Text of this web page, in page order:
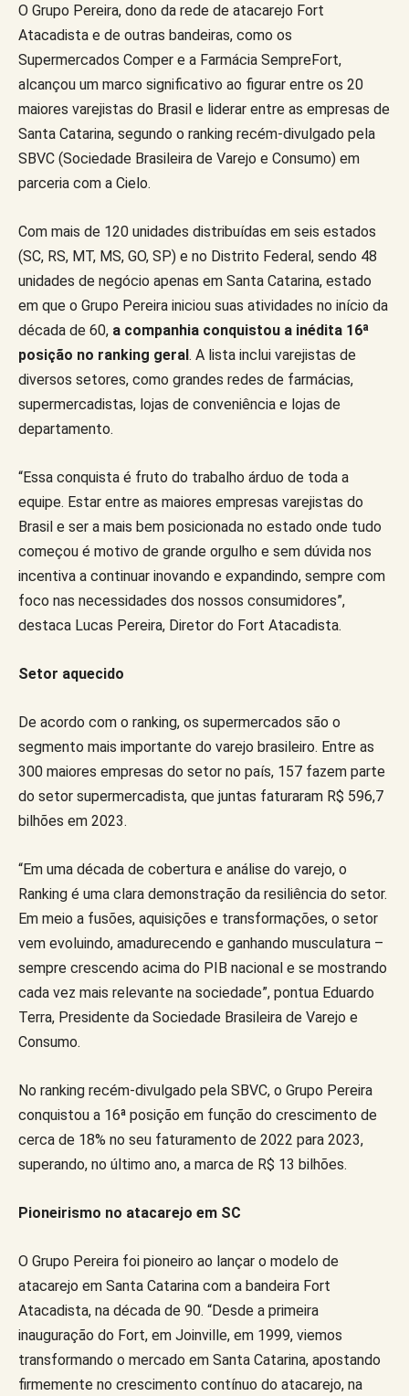
O Grupo Pereira, dono da rede de atacarejo Fort
Atacadista e de outras bandeiras, como os
Supermercados Comper e a Farmácia SempreFort,
alcançou um marco significativo ao figurar entre os 20
maiores varejistas do Brasil e liderar entre as empresas de
Santa Catarina, segundo o ranking recém-divulgado pela
SBVC (Sociedade Brasileira de Varejo e Consumo) em
parceria com a Cielo.
Com mais de 120 unidades distribuídas em seis estados
(SC, RS, MT, MS, GO, SP) e no Distrito Federal, sendo 48
unidades de negócio apenas em Santa Catarina, estado
em que o Grupo Pereira iniciou suas atividades no início da
década de 60, a companhia conquistou a inédita 16ª
posição no ranking geral. A lista inclui varejistas de
diversos setores, como grandes redes de farmácias,
supermercadistas, lojas de conveniência e lojas de
departamento.
“Essa conquista é fruto do trabalho árduo de toda a
equipe. Estar entre as maiores empresas varejistas do
Brasil e ser a mais bem posicionada no estado onde tudo
começou é motivo de grande orgulho e sem dúvida nos
incentiva a continuar inovando e expandindo, sempre com
foco nas necessidades dos nossos consumidores”,
destaca Lucas Pereira, Diretor do Fort Atacadista.
Setor aquecido
De acordo com o ranking, os supermercados são o
segmento mais importante do varejo brasileiro. Entre as
300 maiores empresas do setor no país, 157 fazem parte
do setor supermercadista, que juntas faturaram R$ 596,7
bilhões em 2023.
“Em uma década de cobertura e análise do varejo, o
Ranking é uma clara demonstração da resiliência do setor.
Em meio a fusões, aquisições e transformações, o setor
vem evoluindo, amadurecendo e ganhando musculatura –
sempre crescendo acima do PIB nacional e se mostrando
cada vez mais relevante na sociedade”, pontua Eduardo
Terra, Presidente da Sociedade Brasileira de Varejo e
Consumo.
No ranking recém-divulgado pela SBVC, o Grupo Pereira
conquistou a 16ª posição em função do crescimento de
cerca de 18% no seu faturamento de 2022 para 2023,
superando, no último ano, a marca de R$ 13 bilhões.
Pioneirismo no atacarejo em SC
O Grupo Pereira foi pioneiro ao lançar o modelo de
atacarejo em Santa Catarina com a bandeira Fort
Atacadista, na década de 90. “Desde a primeira
inauguração do Fort, em Joinville, em 1999, viemos
transformando o mercado em Santa Catarina, apostando
firmemente no crescimento contínuo do atacarejo, na